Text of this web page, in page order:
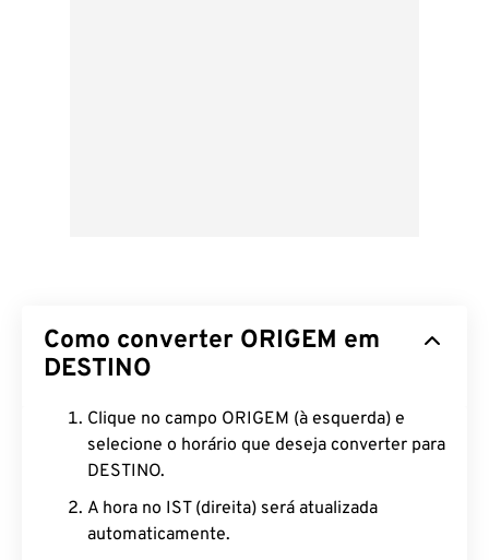
Como converter ORIGEM em
DESTINO
Clique no campo ORIGEM (à esquerda) e
selecione o horário que deseja converter para
DESTINO.
A hora no IST (direita) será atualizada
automaticamente.